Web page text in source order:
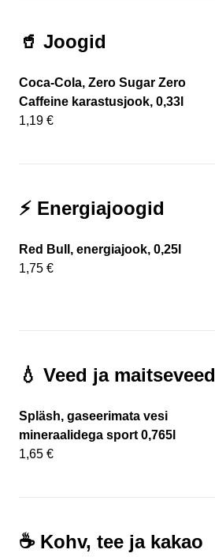
🥤 Joogid
Coca-Cola, Zero Sugar Zero
Caffeine karastusjook, 0,33l
1,19 €
⚡ Energiajoogid
Red Bull, energiajook, 0,25l
1,75 €
💧 Veed ja maitseveed
Spläsh, gaseerimata vesi
mineraalidega sport 0,765l
1,65 €
☕️ Kohv, tee ja kakao